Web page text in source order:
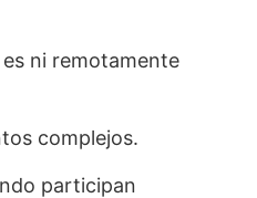
ni remotamente
complejos.
participan